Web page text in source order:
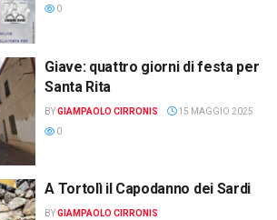
0
Giave: quattro giorni di festa per
Santa Rita
BYGIAMPAOLO CIRRONIS
15 MAGGIO 2025
0
A Tortolì il Capodanno dei Sardi
BYGIAMPAOLO CIRRONIS